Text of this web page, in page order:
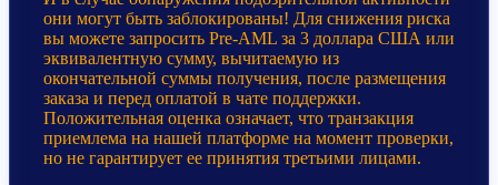
они могут быть заблокированы! Для снижения риска
вы можете запросить Pre-AML за 3 доллара США или
эквивалентную сумму, вычитаемую из
окончательной суммы получения, после размещения
заказа и перед оплатой в чате поддержки.
Положительная оценка означает, что транзакция
приемлема на нашей платформе на момент проверки,
но не гарантирует ее принятия третьими лицами.